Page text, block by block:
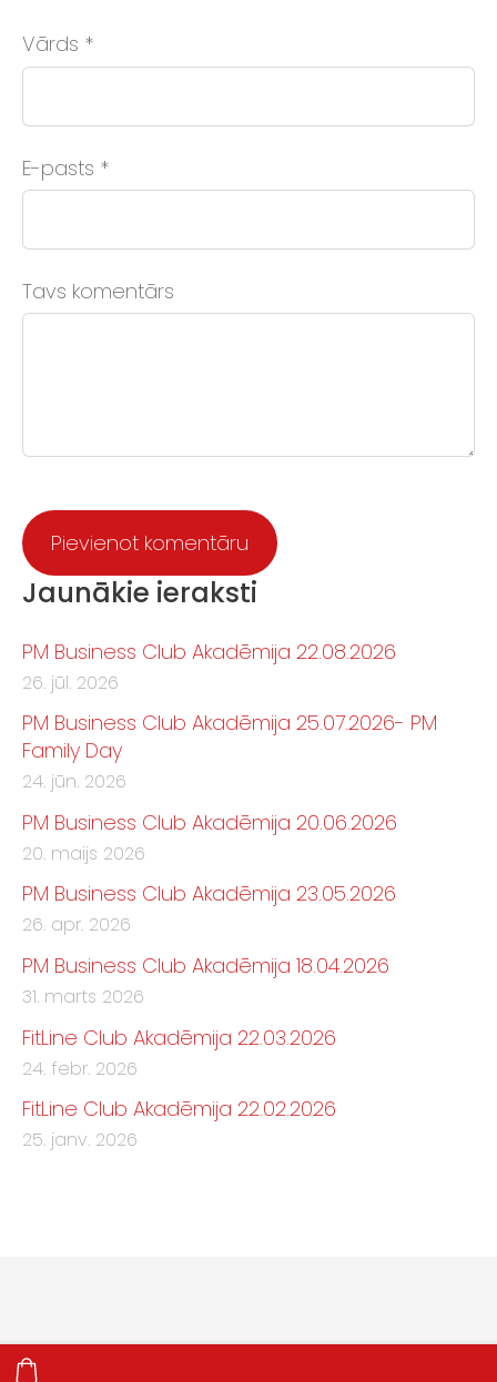
Jaunākie ieraksti
PM Business Club Akadēmija 22.08.2026
26. jūl. 2026
PM Business Club Akadēmija 25.07.2026- PM
Family Day
24. jūn. 2026
PM Business Club Akadēmija 20.06.2026
20. maijs 2026
PM Business Club Akadēmija 23.05.2026
26. apr. 2026
PM Business Club Akadēmija 18.04.2026
31. marts 2026
FitLine Club Akadēmija 22.03.2026
24. febr. 2026
FitLine Club Akadēmija 22.02.2026
25. janv. 2026
Vārds *
E-pasts *
Tavs komentārs